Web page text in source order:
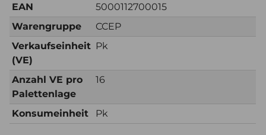
EAN
5000112700015
Warengruppe
CCEP
Verkaufseinheit
(VE)
Pk
Anzahl VE pro
Palettenlage
16
Konsumeinheit Pk